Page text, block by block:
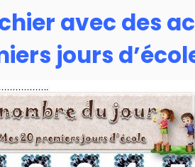
avec des
jours